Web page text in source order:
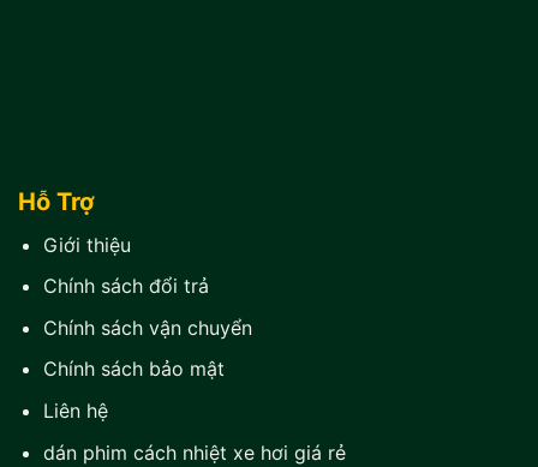
Hỗ Trợ
Giới thiệu
Chính sách đổi trả
Chính sách vận chuyển
Chính sách bảo mật
Liên hệ
dán phim cách nhiệt xe hơi giá rẻ